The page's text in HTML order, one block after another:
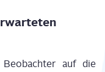
auf die